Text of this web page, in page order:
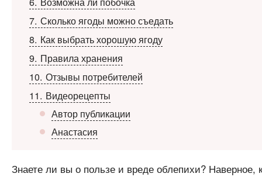
7 Сколько ягоды можно съедать
8 Как выбрать хорошую ягоду
9 Правила хранения
10 Отзывы потребителей
11
Видеорецепты
Автор публикации
Анастасия
Знаете ли вы о пользе и вреде облепихи?